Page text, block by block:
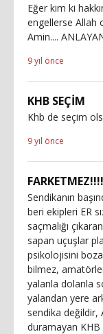
Eğer kim ki
engellerse Allah
Amin....
9 yıl önce
KHB SEÇİM
Khb de seçim
9 yıl önce
FARKETMEZ!!!!
Sendikanın
beri ekipleri ER
saçmalığı
sapan uçuşlar
psikolojisini
bilmez,
yalanla dolanla
yalandan yere
sendika değildir,
duramayan